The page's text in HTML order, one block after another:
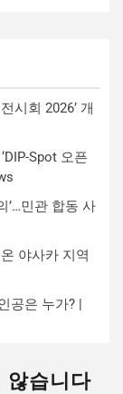
시회 2026’ 개
Spot 오픈
’…민관 합동 사
야사카 지역
공은 누가? |
않습니다